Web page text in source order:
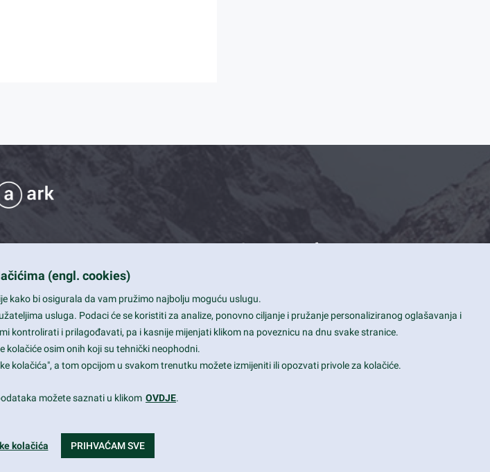
Contact Info
View, CA 94043
+1 650-253-0000
Daily: 9:00 am - 6:00 pm
(engl. cookies)
kako bi osigurala da vam pružimo najbolju moguću uslugu.
usluga. Podaci će se koristiti za analize, ponovno ciljanje i pružanje personaliziranog oglašavanja i
kontrolirati i prilagođavati, pa i kasnije mijenjati klikom na poveznicu na dnu svake stranice.
kolačiće osim onih koji su tehnički neophodni.
kolačića", a tom opcijom u svakom trenutku možete izmijeniti ili opozvati privole za kolačiće.
možete saznati u klikom OVDJE.
kolačića PRIHVAĆAM SVE